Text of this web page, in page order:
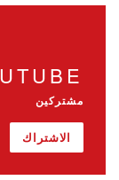
مشتركين
الاشتراك